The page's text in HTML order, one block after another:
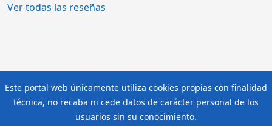
© 2026 - Eléctrica Isleña ®. Damos 1 año de garantía en todas
las reparaciones y 2 años de garantía en nuevasinstalaciones
eléctricas.
Este portal web únicamente utiliza cookies propias con finalidad
técnica, no recaba ni cede datos de carácter personal de los
usuarios sin su conocimiento.